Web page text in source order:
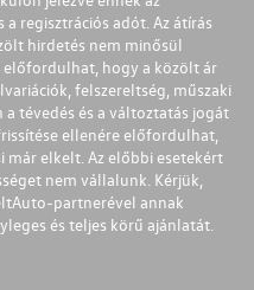
regisztrációs adót. Az átírás
hirdetés nem minősül
hogy a közölt ár
felszereltség, műszaki
tévedés és a változtatás jogát
ellenére előfordulhat,
elkelt. Az előbbi esetekért
nem vállalunk. Kérjük,
partnerével annak
és teljes körű ajánlatát.